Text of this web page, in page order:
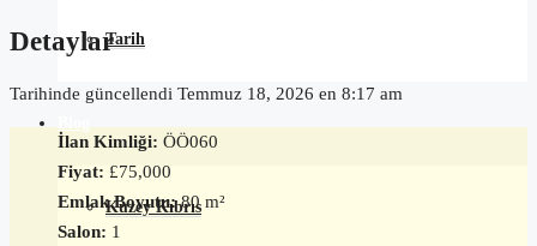
Tarih
Blog
Kuzey Kıbrıs
Detaylar
Tarihinde güncellendi Temmuz 18, 2026 en 8:17 am
İlan Kimliği: ÖÖ060
Fiyat: £75,000
Emlak Boyutu: 80 m²
Salon: 1